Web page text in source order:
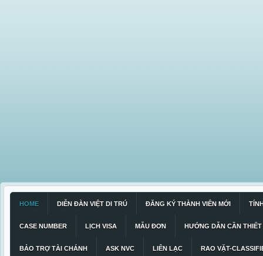
HOME DIỄN ĐÀN VIỆT DI TRÚ ĐĂNG KÝ THÀNH VIÊN MỚI
CASE NUMBER LỊCH VISA MẪU ĐƠN HƯỚNG DẪN CẦN THIẾT
BẢO TRỢ TÀI CHÁNH ASK NVC LIÊN LẠC RAO VẶT-